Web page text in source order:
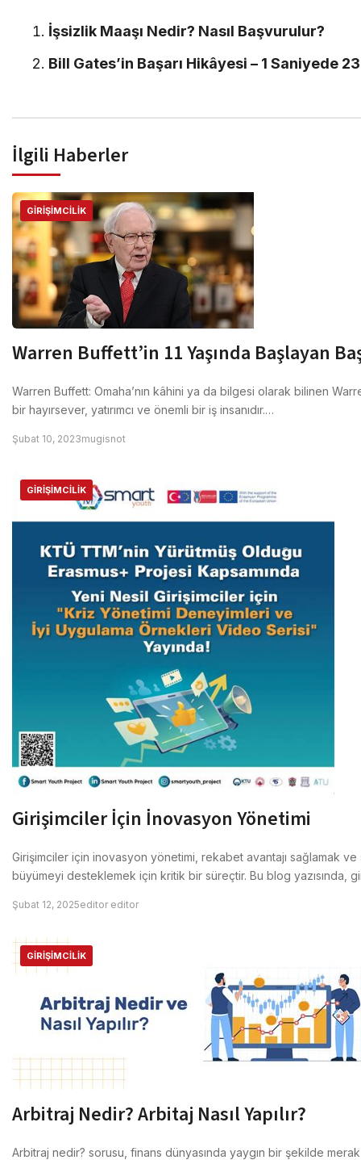
İşsizlik Maaşı Nedir? Nasıl Başvurulur?
Bill Gates’in Başarı Hikâyesi – 1 Saniyede
İlgili Haberler
GIRIŞIMCILIK
Warren Buffett’in 11 Yaşında Başlayan
Warren Buffett: Omaha’nın kâhini ya da bilgesi olarak bilinen
bir hayırsever, yatırımcı ve önemli bir iş insanıdır.…
Şubat 10, 2023mugisnot
GIRIŞIMCILIK
Girişimciler İçin İnovasyon Yönetimi
Girişimciler için inovasyon yönetimi, rekabet avantajı sağlamak
büyümeyi desteklemek için kritik bir süreçtir. Bu blog yazısında,
Şubat 12, 2025editor editor
GIRIŞIMCILIK
Arbitraj Nedir? Arbitaj Nasıl Yapılır?
Arbitraj nedir? sorusu, finans dünyasında yaygın bir şekilde